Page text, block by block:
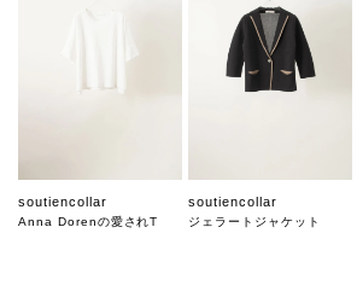
soutiencollar
Anna Dorenの愛されT
soutiencollar
ジェラートジャケット